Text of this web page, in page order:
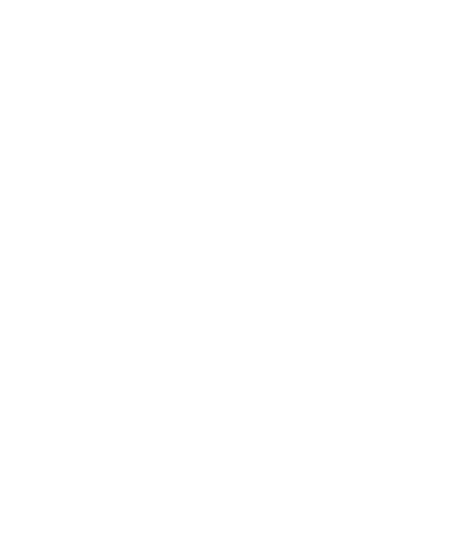
医院“吞咽无忧，乐享美味”世界
业人士及吞咽障碍相关人群对吞咽障碍康复的认
识在日常生活中的普及与应用，我院将于
科主办、中国康复医学会科技志愿者总队承办。